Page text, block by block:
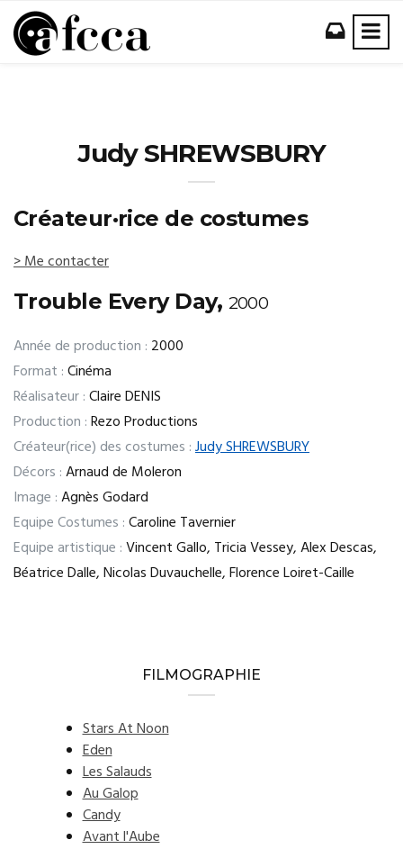
Judy SHREWSBURY
Créateur·rice de costumes
> Me contacter
Trouble Every Day, 2000
Année de production : 2000
Format :Cinéma
Réalisateur :Claire DENIS
Production :Rezo Productions
Créateur(rice) des costumes :Judy SHREWSBURY
Décors :Arnaud de Moleron
Image :Agnès Godard
Equipe Costumes :Caroline Tavernier
Equipe artistique :Vincent Gallo, Tricia Vessey, Alex Descas,
Béatrice Dalle, Nicolas Duvauchelle, Florence Loiret-Caille
FILMOGRAPHIE
Stars At Noon
Eden
Les Salauds
Au Galop
Candy
Avant l'Aube